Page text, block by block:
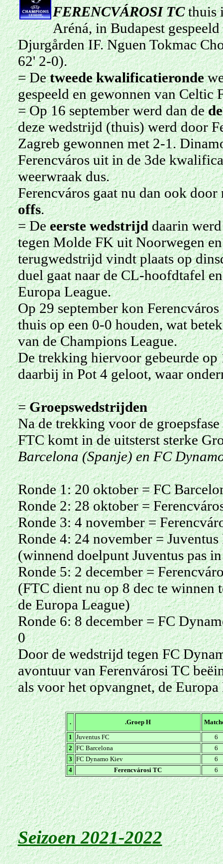
FERENCVÁROSI TCthuis
Aréná, in Budapest
Djurgården IF. Nguen Tokmac
62' 2-0).
= Detweede kwalificatieronde
gespeeld en gewonnen van Celtic
= Op 16 september werd dan de
deze wedstrijd (thuis) werd door
Zagreb gewonnen met 2-1.
Ferencváros uit in de 3de
weerwraak dus.
Ferencváros gaat nu dan ook
offs.
= Deeerste wedstrijddaarin werd
tegen Molde FK uit Noorwegen
terugwedstrijd vindt plaats op
duel gaat naar de CL-hoofdtafel
Europa League.
Op 29 september kon
thuis op een 0-0 houden, wat
van de Champions League.
De trekking hiervoor gebeurde op
daarbij in Pot 4 geloot, waar
=Groepswedstrijden
Na de trekking voor de
FTC komt in de uitsterst sterke
Barcelona (Spanje) en FC
Ronde 1: 20 oktober = FC
Ronde 2: 28 oktober =
Ronde 3: 4 november =
Ronde 4: 24 november =
(winnend doelpunt Juventus pas
Ronde 5: 2 december =
(FTC dient nu op 8 dec te winnen
de Europa League)
Ronde 6:8 december = FC
0
Door de wedstrijd tegen FC
avontuur van Ferenvárosi TC
als voor het opvangnet, de Europa
. .Groep H
1 Juventus FC
6
2 FC Barcelona
6
3 FC Dynamo Kiev
6
4
Ferencvárosi TC 6
Seizoen 2021-2022